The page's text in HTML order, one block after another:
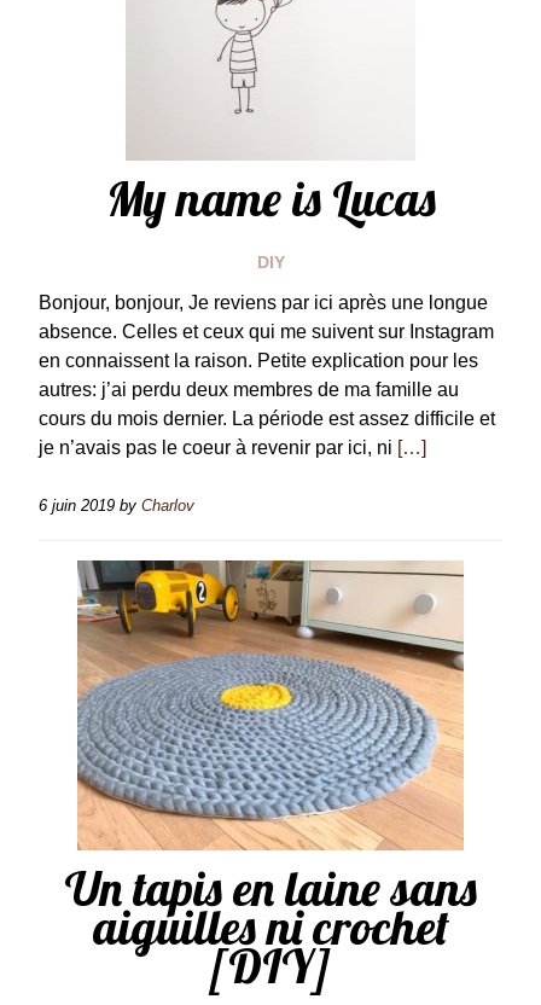
My name is Lucas
DIY
Bonjour, bonjour, Je reviens par ici après une longue
absence. Celles et ceux qui me suivent sur Instagram
en connaissent la raison. Petite explication pour les
autres: j’ai perdu deux membres de ma famille au
cours du mois dernier. La période est assez difficile et
je n’avais pas le coeur à revenir par ici, ni […]
6 juin 2019 by Charlov
Un tapis en laine sans
aiguilles ni crochet
[DIY]